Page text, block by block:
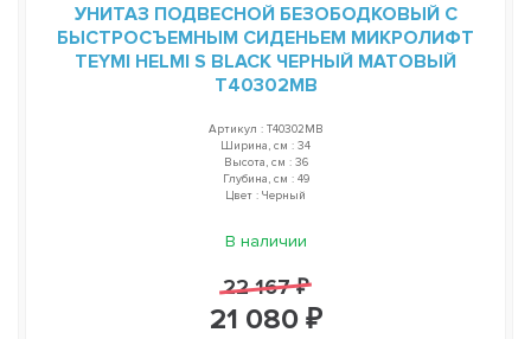
УНИТАЗ ПОДВЕСНОЙ БЕЗОБОДКОВЫЙ С
БЫСТРОСЪЕМНЫМ СИДЕНЬЕМ МИКРОЛИФТ
TEYMI HELMI S BLACK ЧЕРНЫЙ МАТОВЫЙ
T40302MB
Артикул : T40302MB
Ширина, см : 34
Высота, см : 36
Глубина, см : 49
Цвет : Черный
В наличии
22 167 ₽
21 080 ₽